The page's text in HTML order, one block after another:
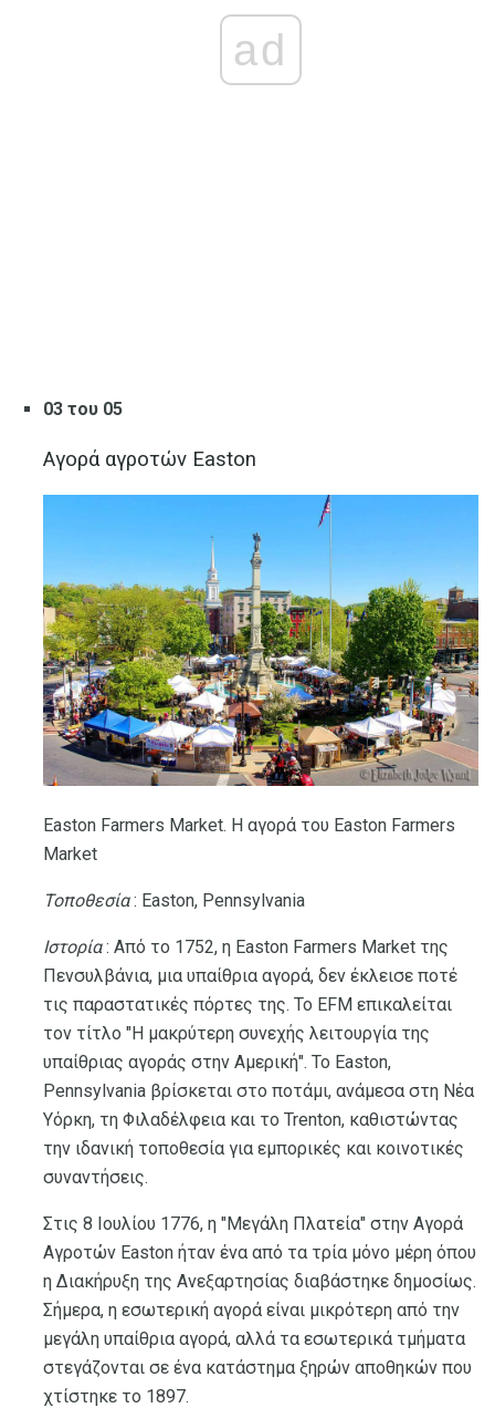
ad
03 του 05
Αγορά αγροτών Easton
Easton Farmers Market. Η αγορά του Easton Farmers
Market
Τοποθεσία: Easton, Pennsylvania
Ιστορία: Από το 1752, η Easton Farmers Market της
Πενσυλβάνια, μια υπαίθρια αγορά, δεν έκλεισε ποτέ
τις παραστατικές πόρτες της. Το EFM επικαλείται
τον τίτλο "Η μακρύτερη συνεχής λειτουργία της
υπαίθριας αγοράς στην Αμερική". Το Easton,
Pennsylvania βρίσκεται στο ποτάμι, ανάμεσα στη Νέα
Υόρκη, τη Φιλαδέλφεια και το Trenton, καθιστώντας
την ιδανική τοποθεσία για εμπορικές και κοινοτικές
συναντήσεις.
Στις 8 Ιουλίου 1776, η "Μεγάλη Πλατεία" στην Αγορά
Αγροτών Easton ήταν ένα από τα τρία μόνο μέρη όπου
η Διακήρυξη της Ανεξαρτησίας διαβάστηκε δημοσίως.
Σήμερα, η εσωτερική αγορά είναι μικρότερη από την
μεγάλη υπαίθρια αγορά, αλλά τα εσωτερικά τμήματα
στεγάζονται σε ένα κατάστημα ξηρών αποθηκών που
χτίστηκε το 1897.